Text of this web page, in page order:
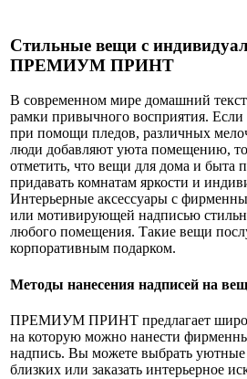
Стильные вещи с
ПРЕМИУМ ПРИНТ
В современном мире домашний
рамки привычного восприятия. Если
при помощи пледов, различных
люди добавляют уюта помещению,
отметить, что вещи для дома и быта
придавать комнатам яркости и
Интерьерные аксессуары с
или мотивирующей надписью
любого помещения. Такие вещи
корпоративным подарком.
Методы нанесения надписей на
ПРЕМИУМ ПРИНТ предлагает
на которую можно нанести
надпись. Вы можете выбрать
близких или заказать интерьерное